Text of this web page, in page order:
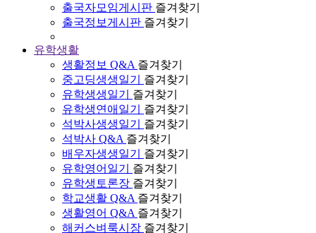
출국자모임게시판 즐겨찾기
출국정보게시판 즐겨찾기
유학생활
생활정보 Q&A 즐겨찾기
중고딩생생일기
즐겨찾기
유학생생일기
즐겨찾기
유학생연애일기
즐겨찾기
석박사생생일기
즐겨찾기
석박사 Q&A 즐겨찾기
배우자생생일기
즐겨찾기
유학영어일기
즐겨찾기
유학생토론장 즐겨찾기
학교생활 Q&A 즐겨찾기
생활영어 Q&A 즐겨찾기
해커스벼룩시장 즐겨찾기